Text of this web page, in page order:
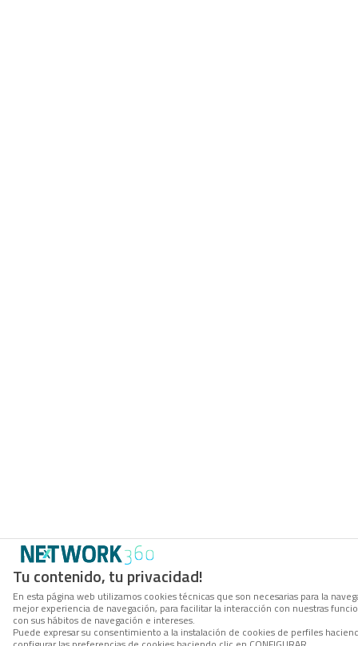
Tu contenido, tu privacidad!
En esta página web utilizamos cookies técnicas que son necesarias para la
mejor experiencia de navegación, para facilitar la interacción con nuestras
con sus hábitos de navegación e intereses.
Puede expresar su consentimiento a la instalación de cookies de perfiles